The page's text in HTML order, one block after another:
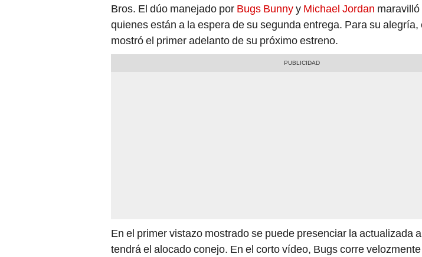
Bros. El dúo manejado por Bugs Bunnyy Michael Jordan maravilló
quienes están a la espera de su segunda entrega. Para su alegría,
mostró el primer adelanto de su próximo estreno.
En el primer vistazo mostrado se puede presenciar la actualizada
tendrá el alocado conejo. En el corto vídeo, Bugs corre